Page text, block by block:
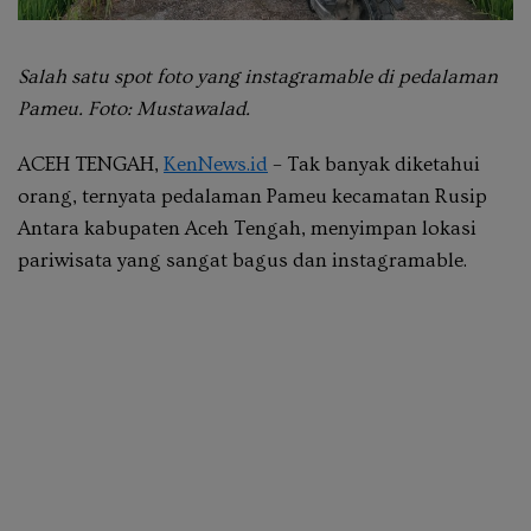
Salah satu spot foto yang instagramable di pedalaman
Pameu. Foto: Mustawalad.
ACEH TENGAH, KenNews.id – Tak banyak diketahui
orang, ternyata pedalaman Pameu kecamatan Rusip
Antara kabupaten Aceh Tengah, menyimpan lokasi
pariwisata yang sangat bagus dan instagramable.